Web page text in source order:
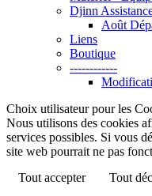
Djinn
Août
Liens
Boutique
------------
Choix utilisateur pour les
Nous utilisons des cookies
services possibles. Si vous
site web pourrait ne pas
Tout accepter
Tout